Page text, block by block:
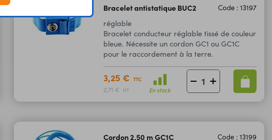
Bracelet antistatique BUC2 Code : 13197
réglable
Bracelet conducteur réglable tissé de couleur
bleue. Nécessite un cordon GC1 ou GC1C
pour le raccordement à la terre.
3,25 € TTC
2,71 € HT En stock
Cordon 2,50 m GC1C Code : 13199